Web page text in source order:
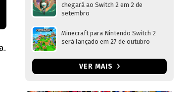
chegará ao Switch 2 em 2 de
setembro
Minecraft para Nintendo Switch 2
será lançado em 27 de outubro
VER MAIS